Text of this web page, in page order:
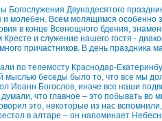
Двунадесятого
молебен. Всем молящимся особенно
в конце Всенощного бдения,
и служение нашего гостя -
причастников. В день праздника
по телемосту Краснодар-
мыслью беседы было то, что все мы
Иоанн Богослов, иначе все наши
что главное – это побывать во
это, некоторые из нас
в алтаре – он напоминает